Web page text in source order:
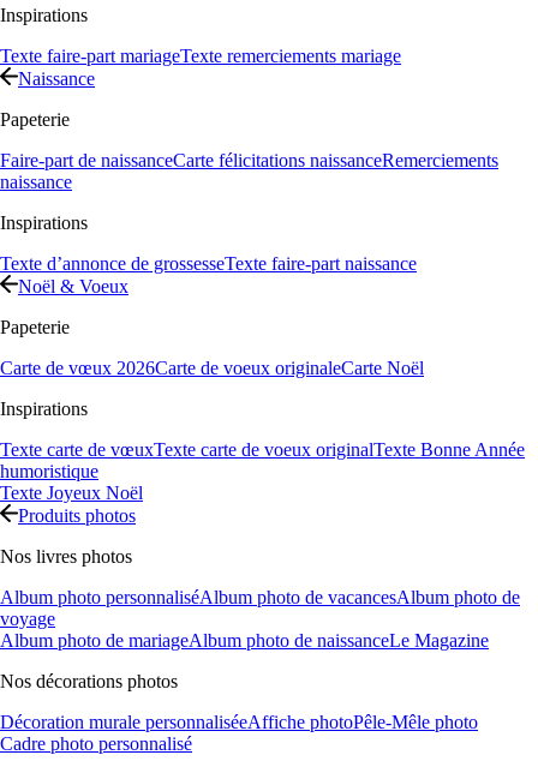
Inspirations
Texte faire-part mariageTexte remerciements mariage
Naissance
Papeterie
Faire-part de naissanceCarte félicitations naissanceRemerciements
naissance
Inspirations
Texte d’annonce de grossesseTexte faire-part naissance
Noël & Voeux
Papeterie
Carte de vœux 2026Carte de voeux originaleCarte Noël
Inspirations
Texte carte de vœuxTexte carte de voeux originalTexte Bonne Année
humoristique
Texte Joyeux Noël
Produits photos
Nos livres photos
Album photo personnaliséAlbum photo de vacancesAlbum photo de
voyage
Album photo de mariageAlbum photo de naissanceLe Magazine
Nos décorations photos
Décoration murale personnaliséeAffiche photoPêle-Mêle photo
Cadre photo personnalisé